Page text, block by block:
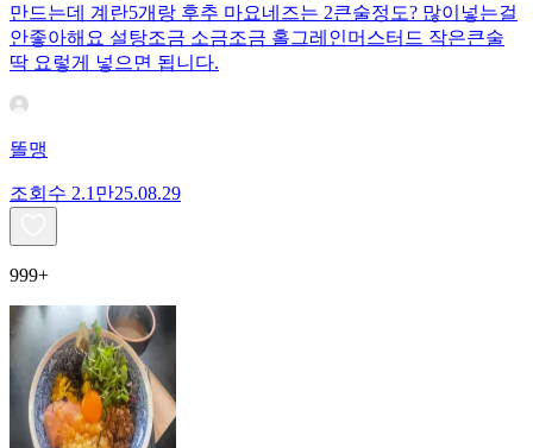
만드는데 계란5개랑 후추 마요네즈는 2큰술정도? 많이넣는걸
안좋아해요 설탕조금 소금조금 홀그레인머스터드 작은큰술
딱 요렇게 넣으면 됩니다.
똘맹
조회수 2.1만25.08.29
999+